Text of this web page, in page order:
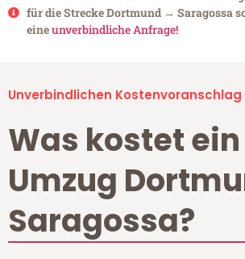
für die Strecke Dortmund → Saragossa
eineunverbindliche Anfrage!
Unverbindlichen
Was kostet ein
Umzug
Saragossa?